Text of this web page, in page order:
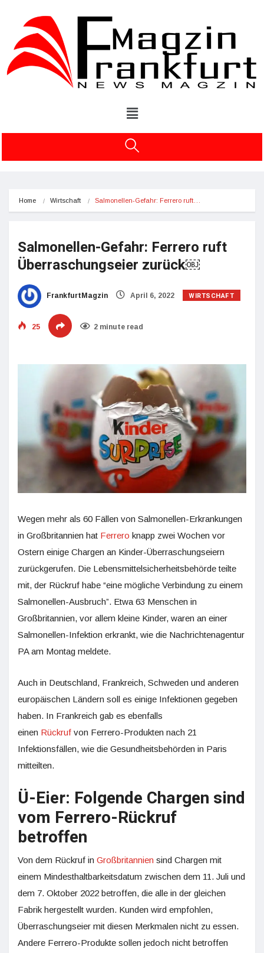
Home Wirtschaft Salmonellen-Gefahr: Ferrero ruft…
Salmonellen-Gefahr: Ferrero ruft
Überraschungseier zurück￼
FrankfurtMagzin April 6, 2022 WIRTSCHAFT
25 2 minute read
Wegen mehr als 60 Fällen von Salmonellen-Erkrankungen
in Großbritannien hat Ferrero knapp zwei Wochen vor
Ostern einige Chargen an Kinder-Überraschungseiern
zurückgerufen. Die Lebensmittelsicherheitsbehörde teilte
mit, der Rückruf habe “eine mögliche Verbindung zu einem
Salmonellen-Ausbruch”. Etwa 63 Menschen in
Großbritannien, vor allem kleine Kinder, waren an einer
Salmonellen-Infektion erkrankt, wie die Nachrichtenagentur
PA am Montag meldete.
Auch in Deutschland, Frankreich, Schweden und anderen
europäischen Ländern soll es einige Infektionen gegeben
haben. In Frankreich gab es ebenfalls
einen Rückruf von Ferrero-Produkten nach 21
Infektionsfällen, wie die Gesundheitsbehörden in Paris
mitteilten.
Ü-Eier: Folgende Chargen sind
vom Ferrero-Rückruf
betroffen
Von dem Rückruf in Großbritannien sind Chargen mit
einem Mindesthaltbarkeitsdatum zwischen dem 11. Juli und
dem 7. Oktober 2022 betroffen, die alle in der gleichen
Fabrik hergestellt wurden. Kunden wird empfohlen,
Überraschungseier mit diesen Merkmalen nicht zu essen.
Andere Ferrero-Produkte sollen jedoch nicht betroffen